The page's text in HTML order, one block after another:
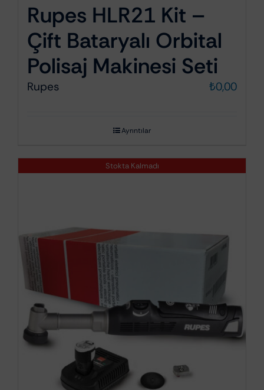
Rupes HLR21 Kit –
Çift Bataryalı Orbital
Polisaj Makinesi Seti
Rupes ₺0,00
Ayrıntılar
Stokta Kalmadı